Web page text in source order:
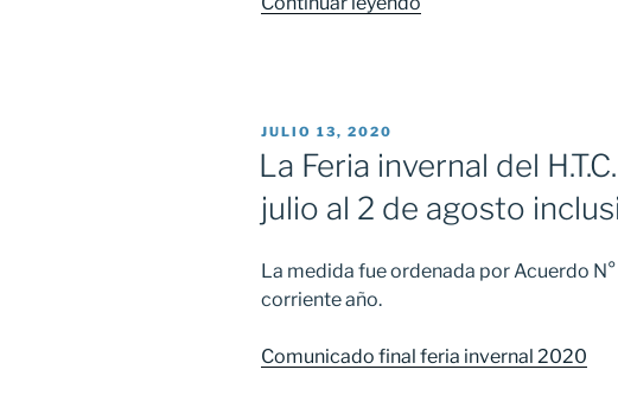
nuevos
responsables.»
PUBLICADO
EL
JULIO 13, 2020
La Feria invernal del
julio al 2 de agosto
La medida fue ordenada por Acuerdo
corriente año.
Comunicado final feria invernal 2020